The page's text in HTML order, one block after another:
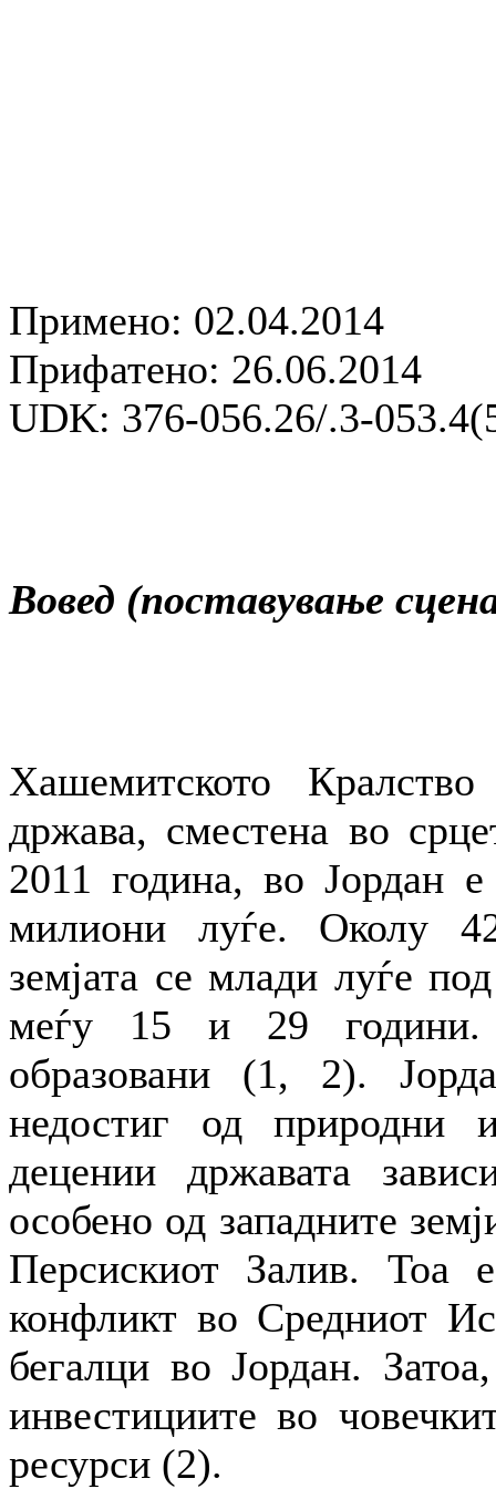
Примено: 02.04.2014
Прифатено: 26.06.2014
UDK: 376-056.26/.3-
Вовед (поставување
Хашемитското
држава, сместена во
2011 година, во Јордан
милиони луѓе. Околу
земјата се млади луѓе
меѓу 15 и 29 години.
образовани (1, 2).
недостиг од природни
децении државата
особено од западните
Персискиот Залив. Тоа
конфликт во Средниот
бегалци во Јордан.
инвестициите во
ресурси (2).